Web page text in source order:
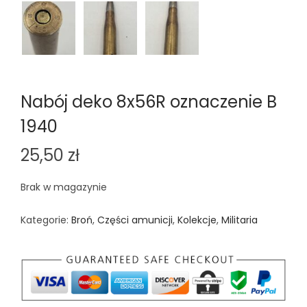
Nabój deko 8x56R oznaczenie B
1940
25,50 zł
Brak w magazynie
Kategorie: Broń, Części amunicji, Kolekcje, Militaria